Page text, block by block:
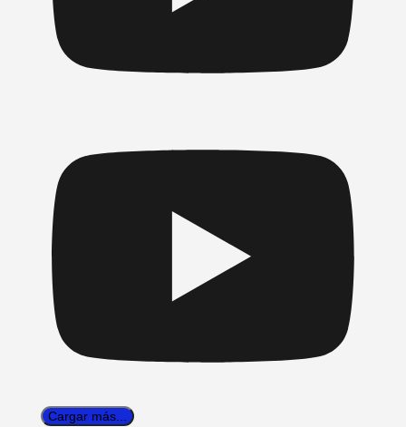
Cargar más...